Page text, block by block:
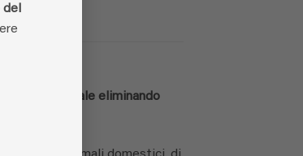
tutto naturale eliminando